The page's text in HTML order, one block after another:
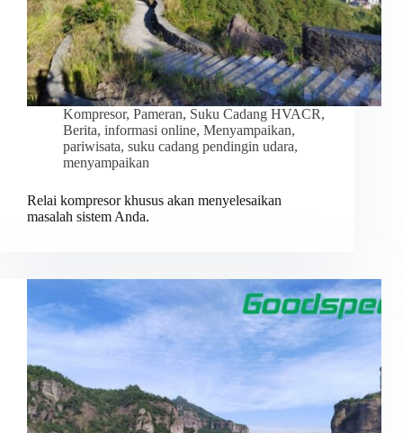
Kompresor, Pameran, Suku Cadang HVACR,
Berita, informasi online, Menyampaikan,
pariwisata, suku cadang pendingin udara,
menyampaikan
Relai kompresor khusus akan menyelesaikan
masalah sistem Anda.